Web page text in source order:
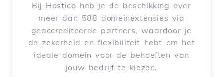
Bij Hostico heb je de beschikking over
meer dan 588 domeinextensies via
geaccrediteerde partners, waardoor je
de zekerheid en flexibiliteit hebt om het
ideale domein voor de behoeften van
jouw bedrijf te kiezen.